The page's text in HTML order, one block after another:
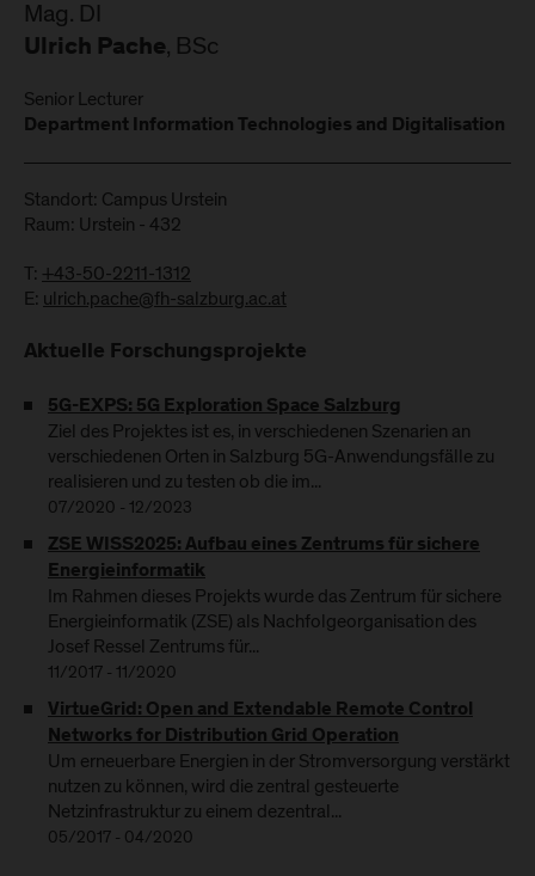
Mag. DI
Ulrich Pache, BSc
Senior Lecturer
Department Information Technologies and Digitalisation
Standort: Campus Urstein
Raum: Urstein - 432
T: +43-50-2211-1312
E: ulrich.pache@fh-salzburg.ac.at
Aktuelle Forschungsprojekte
5G-EXPS: 5G Exploration Space Salzburg
Ziel des Projektes ist es, in verschiedenen Szenarien an
verschiedenen Orten in Salzburg 5G-Anwendungsfälle zu
realisieren und zu testen ob die im...
07/2020 - 12/2023
ZSE WISS2025: Aufbau eines Zentrums für sichere
Energieinformatik
Im Rahmen dieses Projekts wurde das Zentrum für sichere
Energieinformatik (ZSE) als Nachfolgeorganisation des
Josef Ressel Zentrums für...
11/2017 - 11/2020
VirtueGrid: Open and Extendable Remote Control
Networks for Distribution Grid Operation
Um erneuerbare Energien in der Stromversorgung verstärkt
nutzen zu können, wird die zentral gesteuerte
Netzinfrastruktur zu einem dezentral...
05/2017 - 04/2020